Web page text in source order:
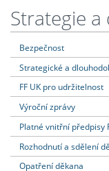
Strategie
Bezpečnost
Strategické a
FF UK pro udržitelnost
Výroční zprávy
Platné vnitřní předpisy
Rozhodnutí a sdělení
Opatření děkana